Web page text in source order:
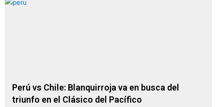
Perú vs Chile: Blanquirroja va en busca del
triunfo en el Clásico del Pacífico